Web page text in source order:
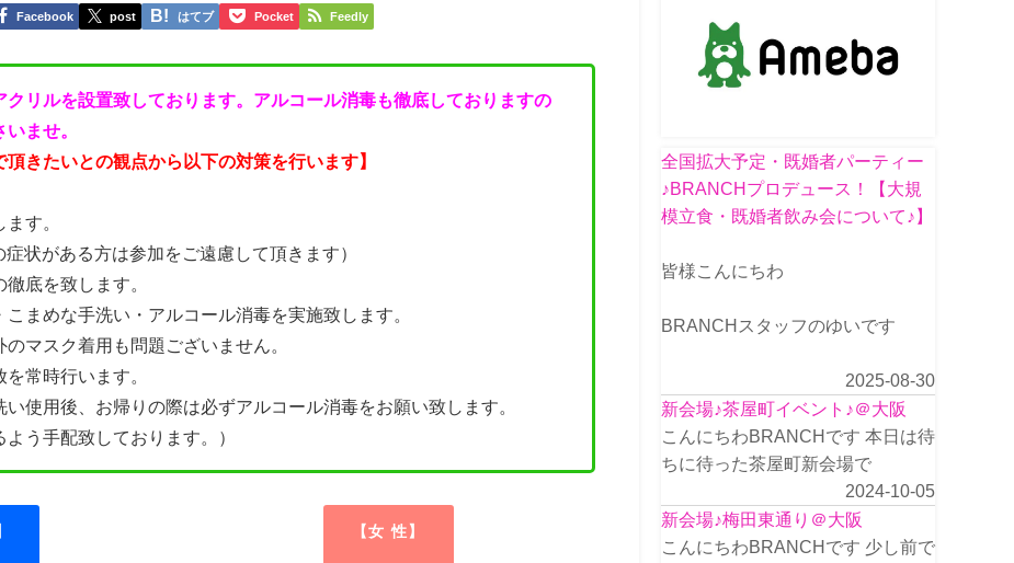
Facebook post はてブ Pocket Feedly
リルを設置致しております。アルコール消毒も徹底しておりますの
ませ。
頂きたいとの観点から以下の対策を行います】
す。
症状がある方は参加をご遠慮して頂きます）
底を致します。
まめな手洗い・アルコール消毒を実施致します。
のマスク着用も問題ございません。
常時行います。
い使用後、お帰りの際は必ずアルコール消毒をお願い致します。
よう手配致しております。）
【女 性】
全国拡大予定・既婚者パーティー
♪BRANCHプロデュース！【大規
模立食・既婚者飲み会について♪】
皆様こんにちわ
BRANCHスタッフのゆいです
2025-08-30
新会場♪茶屋町イベント♪＠大阪
こんにちわBRANCHです 本日は待
ちに待った茶屋町新会場で
2024-10-05
新会場♪梅田東通り＠大阪
こんにちわBRANCHです 少し前で